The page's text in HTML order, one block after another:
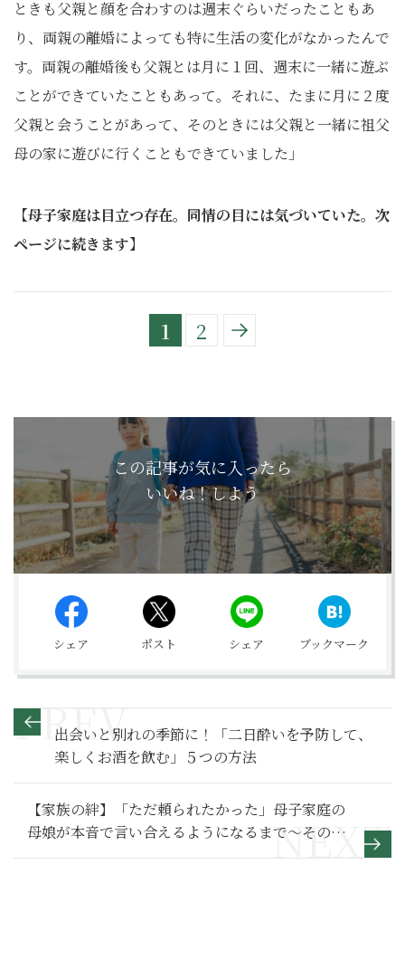
ときも父親と顔を合わすのは週末ぐらいだったこともあ
り、両親の離婚によっても特に生活の変化がなかったんで
す。両親の離婚後も父親とは月に１回、週末に一緒に遊ぶ
ことができていたこともあって。それに、たまに月に２度
父親と会うことがあって、そのときには父親と一緒に祖父
母の家に遊びに行くこともできていました」
【母子家庭は目立つ存在。同情の目には気づいていた。次
ページに続きます】
1 2
この記事が気に入ったら
いいね！しよう
シェア ポスト シェア ブックマーク
出会いと別れの季節に！「二日酔いを予防して、
楽しくお酒を飲む」５つの方法
【家族の絆】「ただ頼られたかった」母子家庭の
母娘が本音で言い合えるようになるまで～その２
～